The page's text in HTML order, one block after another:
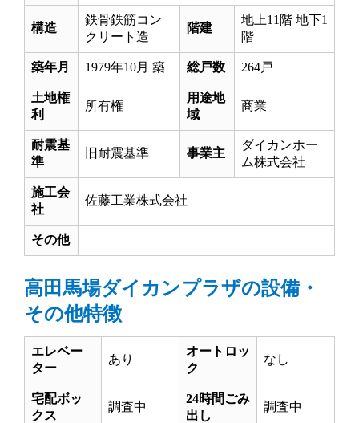
構造
鉄骨鉄筋コン
クリート造
階建
地上11階 地下1
階
築年月 1979年10月 築 総戸数 264戸
土地権
利
所有権
用途地
域
商業
耐震基
準
旧耐震基準 事業主
ダイカンホー
ム株式会社
施工会
社
佐藤工業株式会社
その他
高田馬場ダイカンプラザの設備・
その他特徴
エレベー
ター
あり
オートロッ
ク
なし
宅配ボッ
クス
調査中
24時間ごみ
出し
調査中